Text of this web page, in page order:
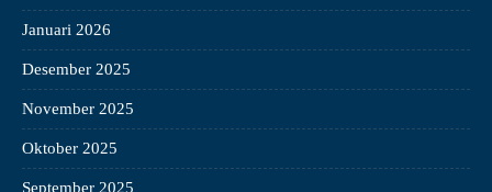
Januari 2026
Desember 2025
November 2025
Oktober 2025
September 2025